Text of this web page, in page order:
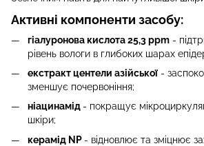
Активні компоненти засобу:
гіалуронова кислота 25,3 ppm -
рівень вологи в глибоких шарах
екстракт центели азійської -
зменшує почервоніння;
ніацинамід - покращує
шкіри;
керамід NP - відновлює та зміцнює